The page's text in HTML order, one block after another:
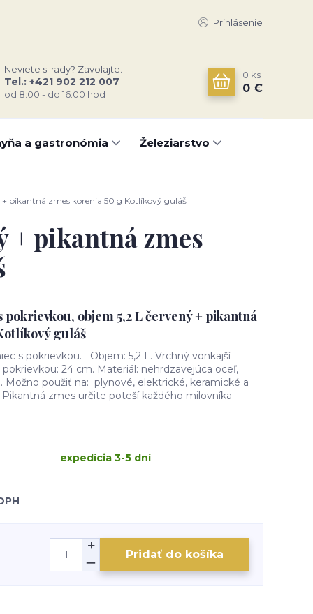
Prihlásenie
Neviete si rady? Zavolajte.
Tel.: +421 902 212 007
od 8:00 - do 16:00 hod
0 ks
0 €
a gastronómia Železiarstvo
pikantná zmes korenia 50 g Kotlíkový guláš
+ pikantná zmes
pokrievkou, objem 5,2 L červený + pikantná
guláš
s pokrievkou. Objem: 5,2 L. Vrchný vonkajší
24 cm. Materiál: nehrdzavejúca oceľ,
Možno použiť na: plynové, elektrické, keramické a
zmes určite poteší každého milovníka
expedícia 3-5 dní
Pridať do košíka